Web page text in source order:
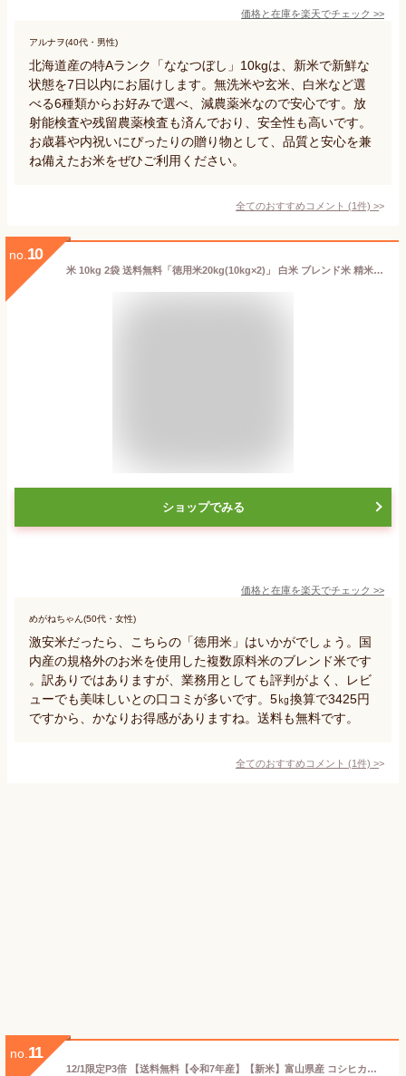
価格と在庫を楽天でチェック >>
アルナヲ(40代・男性)
北海道産の特Aランク「ななつぼし」10kgは、新米で新鮮な
状態を7日以内にお届けします。無洗米や玄米、白米など選
べる6種類からお好みで選べ、減農薬米なので安心です。放
射能検査や残留農薬検査も済んでおり、安全性も高いです。
お歳暮や内祝いにぴったりの贈り物として、品質と安心を兼
ね備えたお米をぜひご利用ください。
全てのおすすめコメント (1件) >
no. 10
米 10kg 2袋 送料無料「徳用米20kg(10kg×2)」 白米 ブレンド米 精米 お米 20キロ ※北海道.東北.沖縄配送不可
ショップでみる
価格と在庫を楽天でチェック >>
めがねちゃん(50代・女性)
激安米だったら、こちらの「徳用米」はいかがでしょう。国
内産の規格外のお米を使用した複数原料米のブレンド米です
。訳ありではありますが、業務用としても評判がよく、レビ
ューでも美味しいとの口コミが多いです。5㎏換算で3425円
ですから、かなりお得感がありますね。送料も無料です。
全てのおすすめコメント (1件) >
no. 11
12/1限定P3倍 【送料無料【令和7年産】【新米】富山県産 コシヒカリ 10kg こしひかり